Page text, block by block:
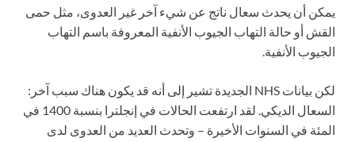
يمكن أن يحدث سعال ناتج عن شيء آخر غير العدوى، مثل حمى
القش أو حالة التهاب الجيوب الأنفية المعروفة باسم التهاب
الجيوب الأنفية.
لكن بيانات NHS الجديدة تشير إلى أنه قد يكون هناك سبب آخر:
السعال الديكي. لقد ارتفعت الحالات في إنجلترا بنسبة 1400 في
المئة في السنوات الأخيرة – وتحدث العديد من العدوى لدى